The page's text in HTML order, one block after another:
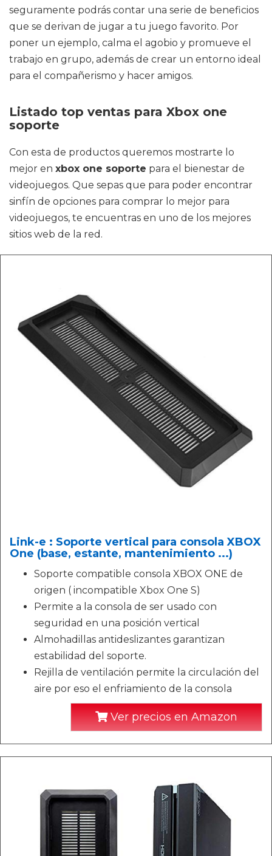
seguramente podrás contar una serie de beneficios
que se derivan de jugar a tu juego favorito. Por
poner un ejemplo, calma el agobio y promueve el
trabajo en grupo, además de crear un entorno ideal
para el compañerismo y hacer amigos.
Listado top ventas para Xbox one
soporte
Con esta de productos queremos mostrarte lo
mejor en xbox one soporte para el bienestar de
videojuegos. Que sepas que para poder encontrar
sinfín de opciones para comprar lo mejor para
videojuegos, te encuentras en uno de los mejores
sitios web de la red.
Link-e : Soporte vertical para consola XBOX
One (base, estante, mantenimiento ...)
Soporte compatible consola XBOX ONE de
origen ( incompatible Xbox One S)
Permite a la consola de ser usado con
seguridad en una posición vertical
Almohadillas antideslizantes garantizan
estabilidad del soporte.
Rejilla de ventilación permite la circulación del
aire por eso el enfriamiento de la consola
Ver precios en Amazon